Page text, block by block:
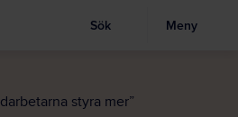
huvudinnehållet
Visa sökruta
Sök Meny
styra mer”